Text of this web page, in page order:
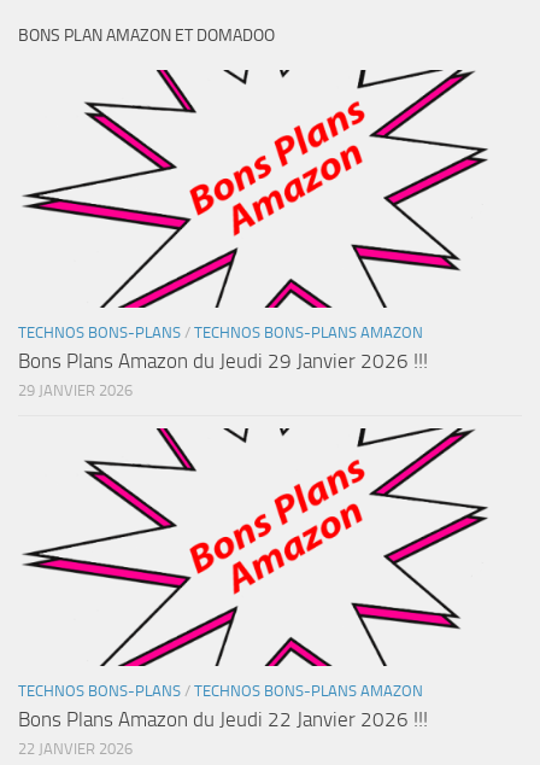
BONS PLAN AMAZON ET DOMADOO
TECHNOS BONS-PLANS / TECHNOS BONS-PLANS AMAZON
Bons Plans Amazon du Jeudi 29 Janvier 2026 !!!
29 JANVIER 2026
TECHNOS BONS-PLANS / TECHNOS BONS-PLANS AMAZON
Bons Plans Amazon du Jeudi 22 Janvier 2026 !!!
22 JANVIER 2026